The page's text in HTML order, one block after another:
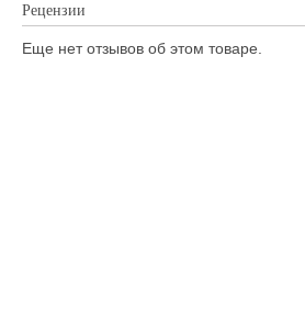
Рецензии
Еще нет отзывов об этом товаре.